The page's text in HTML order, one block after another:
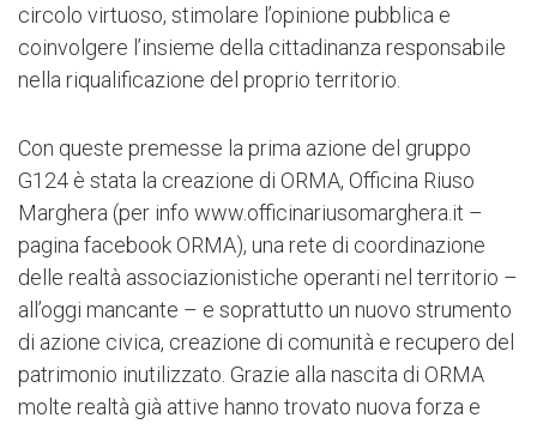
circolo virtuoso, stimolare l’opinione pubblica e
coinvolgere l’insieme della cittadinanza responsabile
nella riqualificazione del proprio territorio.
Con queste premesse la prima azione del gruppo
G124 è stata la creazione di ORMA, Officina Riuso
Marghera (per info www.officinariusomarghera.it –
pagina facebook ORMA), una rete di coordinazione
delle realtà associazionistiche operanti nel territorio –
all’oggi mancante – e soprattutto un nuovo strumento
di azione civica, creazione di comunità e recupero del
patrimonio inutilizzato. Grazie alla nascita di ORMA
molte realtà già attive hanno trovato nuova forza e